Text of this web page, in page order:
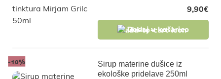
9,90€
Dodaj v košarico
-10%
Sirup materine dušice iz
ekološke pridelave 250ml